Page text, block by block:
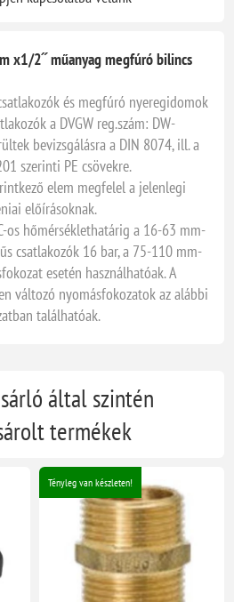
x1/2˝ műanyag megfúró bilincs
és megfúró nyeregidomok
a DVGW reg.szám: DW-
bevizsgálásra a DIN 8074, ill. a
szerinti PE csövekre.
elem megfelel a jelenlegi
előírásoknak.
os hőmérséklethatárig a 16-63 mm-
csatlakozók 16 bar, a 75-110 mm-
esetén használhatóak. A
változó nyomásfokozatok az alábbi
találhatóak.
által szintén
termékek
Tényleg van készleten!